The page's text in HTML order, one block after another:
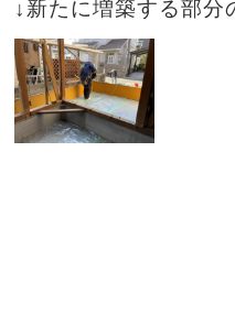
↓新たに増築する部分